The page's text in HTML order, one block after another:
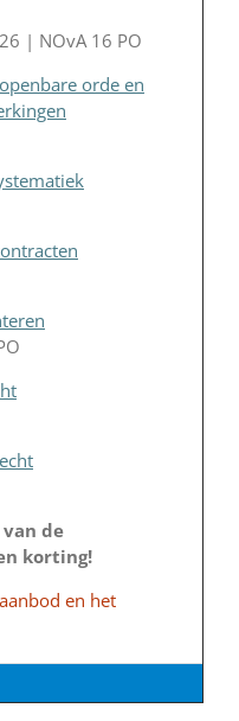
| NOvA 16 PO
orde en
de
korting!
en het